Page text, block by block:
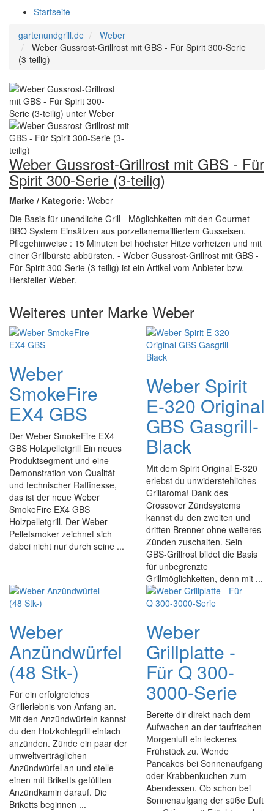
Startseite
gartenundgrill.de
Weber
Weber Gussrost-Grillrost mit GBS - Für Spirit 300-Serie
(3-teilig)
Weber Gussrost-Grillrost mit GBS - Für
Spirit 300-Serie (3-teilig)
Marke / Kategorie: Weber
Die Basis für unendliche Grill - Möglichkeiten mit den Gourmet
BBQ System Einsätzen aus porzellanemailliertem Gusseisen.
Pflegehinweise : 15 Minuten bei höchster Hitze vorheizen und mit
einer Grillbürste abbürsten. - Weber Gussrost-Grillrost mit GBS -
Für Spirit 300-Serie (3-teilig) ist ein Artikel vom Anbieter bzw.
Hersteller Weber.
Weiteres unter Marke Weber
Weber
SmokeFire
EX4 GBS
Der Weber SmokeFire EX4
GBS Holzpelletgrill Ein neues
Produktsegment und eine
Demonstration von Qualität
und technischer Raffinesse,
das ist der neue Weber
SmokeFire EX4 GBS
Holzpelletgrill. Der Weber
Pelletsmoker zeichnet sich
dabei nicht nur durch seine ...
Weber Spirit
E-320 Original
GBS Gasgrill-
Black
Mit dem Spirit Original E-320
erlebst du unwiderstehliches
Grillaroma! Dank des
Crossover Zündsystems
kannst du den zweiten und
dritten Brenner ohne weiteres
Zünden zuschalten. Sein
GBS-Grillrost bildet die Basis
für unbegrenzte
Grillmöglichkeiten, denn mit ...
Weber
Anzündwürfel
(48 Stk-)
Für ein erfolgreiches
Grillerlebnis von Anfang an.
Mit den Anzündwürfeln kannst
du den Holzkohlegrill einfach
anzünden. Zünde ein paar der
umweltverträglichen
Anzündwürfel an und stelle
einen mit Briketts gefüllten
Anzündkamin darauf. Die
Briketts beginnen ...
Weber
Grillplatte -
Für Q 300-
3000-Serie
Bereite dir direkt nach dem
Aufwachen an der taufrischen
Morgenluft ein leckeres
Frühstück zu. Wende
Pancakes bei Sonnenaufgang
oder Krabbenkuchen zum
Abendessen. Ob schon bei
Sonnenaufgang der süße Duft